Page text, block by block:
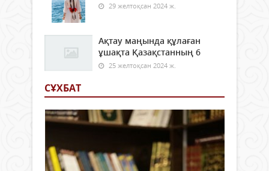
29 желтоқсан 2024 ж.
Ақтау маңында құлаған
ұшақта Қазақстанның 6
25 желтоқсан 2024 ж.
СҰХБАТ